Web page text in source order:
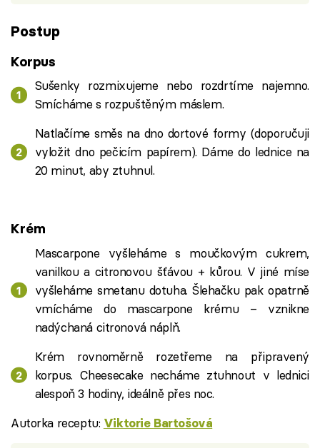
Postup
Korpus
Sušenky rozmixujeme nebo rozdrtíme najemno.
Smícháme s rozpuštěným máslem.
Natlačíme směs na dno dortové formy (doporučuji
vyložit dno pečicím papírem). Dáme do lednice na
20 minut, aby ztuhnul.
Krém
Mascarpone vyšleháme s moučkovým cukrem,
vanilkou a citronovou šťávou + kůrou. V jiné míse
vyšleháme smetanu dotuha. Šlehačku pak opatrně
vmícháme do mascarpone krému – vznikne
nadýchaná citronová náplň.
Krém rovnoměrně rozetřeme na připravený
korpus. Cheesecake necháme ztuhnout v lednici
alespoň 3 hodiny, ideálně přes noc.
Autorka receptu: Viktorie Bartošová